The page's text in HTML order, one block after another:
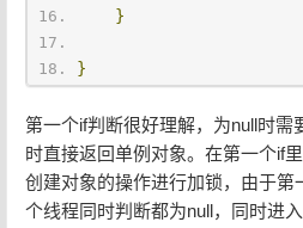
}
}
第一个if判断很好理解，为null时需
时直接返回单例对象。在第一个if
创建对象的操作进行加锁，由于第
个线程同时判断都为null，同时进